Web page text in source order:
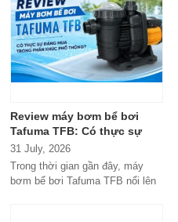
Review máy bơm bể bơi
Tafuma TFB: Có thực sự
đáng mua trong phân khúc
phổ thông?
31 July, 2026
Trong thời gian gần đây, máy
bơm bể bơi Tafuma TFB nổi lên